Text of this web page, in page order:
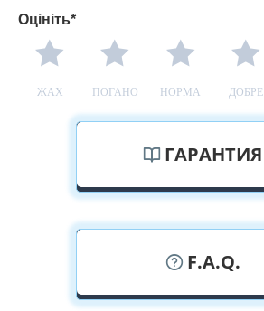
Оцініть*
ЖАХ ПОГАНО НОРМА ДОБРЕ
ГАРАНТИЯ
F.A.Q.